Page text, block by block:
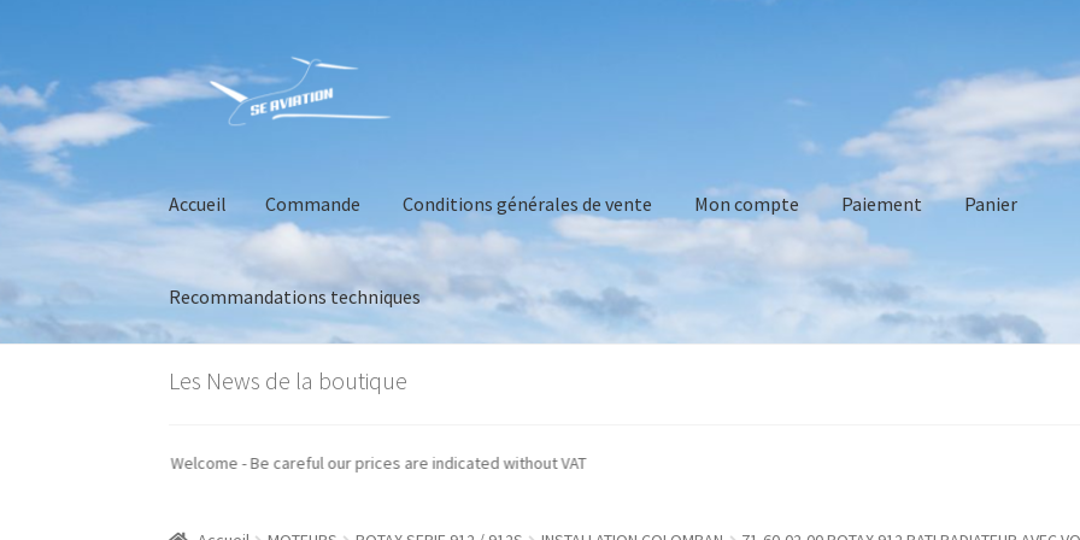
Aller
à
Aller
au
contenu
Accueil Commande Conditions générales de vente Mon compte Paiement Panier
Recommandations techniques
AccueilCommandeConditions générales de vente
Les News de la boutique
prix sont indiqués hors taxes - Welcome - Be careful our prices are indicated without VAT